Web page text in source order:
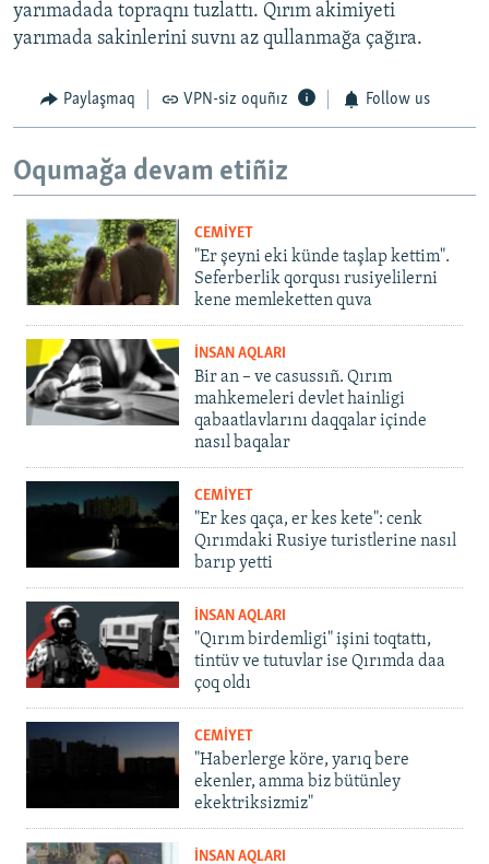
yarımadada topraqnı tuzlattı. Qırım akimiyeti
yarımada sakinlerini suvnı az qullanmağa çağıra.
Paylaşmaq VPN-siz oquñız Follow us
Oqumağa devam etiñiz
CEMİYET
"Er şeyni eki künde taşlap kettim".
Seferberlik qorqusı rusiyelilerni
kene memleketten quva
İNSAN AQLARI
Bir an – ve casussıñ. Qırım
mahkemeleri devlet hainligi
qabaatlavlarını daqqalar içinde
nasıl baqalar
CEMİYET
"Er kes qaça, er kes kete": cenk
Qırımdaki Rusiye turistlerine nasıl
barıp yetti
İNSAN AQLARI
"Qırım birdemligi" işini toqtattı,
tintüv ve tutuvlar ise Qırımda daa
çoq oldı
CEMİYET
"Haberlerge köre, yarıq bere
ekenler, amma biz bütünley
ekektriksizmiz"
İNSAN AQLARI